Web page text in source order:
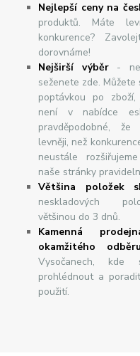
Nejlepší ceny na
produktů. Máte
konkurence?
dorovnáme!
Nejširšívýběr-
seženete zde.
poptávkou po
není v nabídce
pravděpodobné,
levněji, než
neustále
naše stránky
Většina položek
neskladových
většinou do 3 dnů.
Kamenná
okamžitého odběru
Vysočanech,
prohlédnout a
použití.